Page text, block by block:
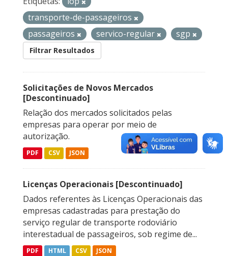
transporte-de-passageiros
passageiros
servico-regular sgp
Filtrar Resultados
Solicitações de Novos Mercados
[Descontinuado]
Relação dos mercados solicitados pelas
empresas para operar por meio de
autorização.
PDF CSV JSON
Licenças Operacionais [Descontinuado]
Dados referentes às Licenças Operacionais das
empresas cadastradas para prestação do
serviço regular de transporte rodoviário
interestadual de passageiros, sob regime de...
PDF HTML CSV JSON